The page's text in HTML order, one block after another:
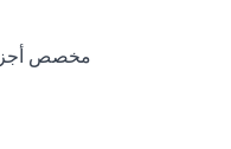
مخصص